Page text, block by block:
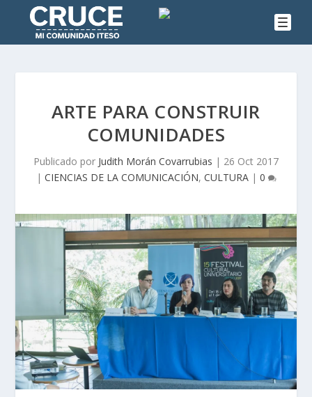
ARTE PARA CONSTRUIR
COMUNIDADES
Publicado por Judith Morán Covarrubias | 26 Oct 2017
| CIENCIAS DE LA COMUNICACIÓN, CULTURA| 0